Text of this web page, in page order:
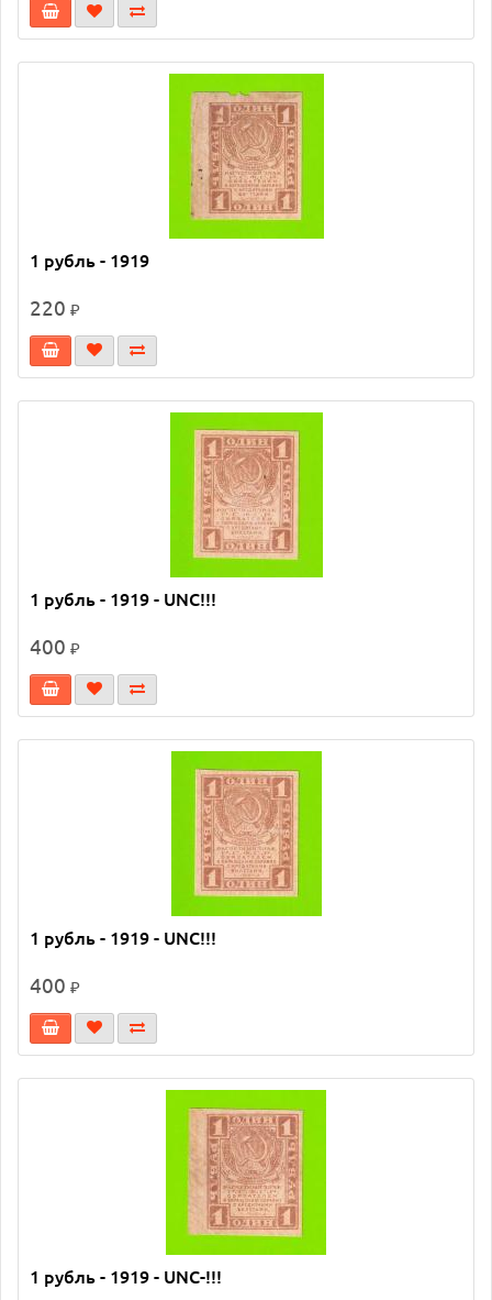
1 рубль - 1919
220 ₽
1 рубль - 1919 - UNC!!!
400 ₽
1 рубль - 1919 - UNC!!!
400 ₽
1 рубль - 1919 - UNC-!!!